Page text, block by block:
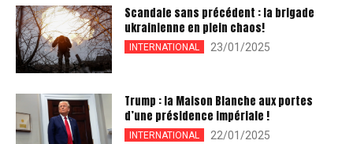
Scandale sans précédent : la brigade
ukrainienne en plein chaos!
INTERNATIONAL 23/01/2025
Trump : la Maison Blanche aux portes
d’une présidence impériale !
INTERNATIONAL 22/01/2025